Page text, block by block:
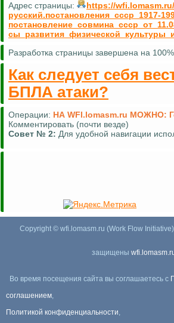
Адрес страницы:
https://wfi.lomasm.ru/
русский.постановления_ссср_1917-
Разработка страницы завершена на 100%
Как следует себя
БПЛА атаки?
Операции: НА WFI.lomasm.ru МОЖНО:
Комментировать (почти везде)
Совет № 2: Для удобной навигации
Copyright © wfi.lomasm.ru (Work Flow
защищены
Во время посещения сайта вы соглашаетесь с
соглашением,
Политикой конфиденциальности,